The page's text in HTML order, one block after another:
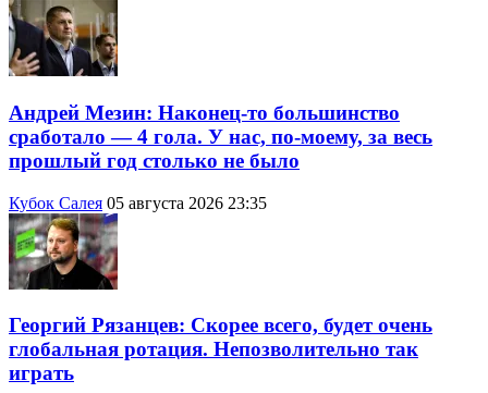
Андрей Мезин: Наконец-то большинство
сработало — 4 гола. У нас, по-моему, за весь
прошлый год столько не было
Кубок Салея 05 августа 2026 23:35
Георгий Рязанцев: Скорее всего, будет очень
глобальная ротация. Непозволительно так
играть